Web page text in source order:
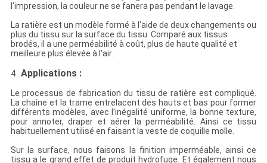
l'impression, la couleur ne se fanera pas pendant le lavage.
La ratière est un modèle formé à l'aide de deux changements ou
plus du tissu sur la surface du tissu. Comparé aux tissus
brodés, il a une perméabilité à coût, plus de haute qualité et
meilleure plus élevée à l'air.
4 . Applications :
Le processus de fabrication du tissu de ratière est compliqué.
La chaîne et la trame entrelacent des hauts et bas pour former
différents modèles, avec l'inégalité uniforme, la bonne texture,
pour annoter, draper et aérer la perméabilité. Ainsi ce tissu
habituellement utilisé en faisant la veste de coquille molle.
Sur la surface, nous faisons la finition imperméable, ainsi ce
tissu a le grand effet de produit hydrofuge. Et également nous